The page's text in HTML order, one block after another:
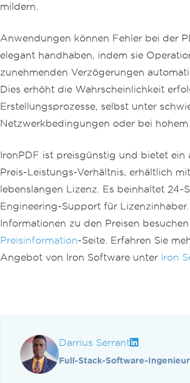
mildern.
Anwendungen können Fehler bei der
elegant handhaben, indem sie
zunehmenden Verzögerungen
Dies erhöht die Wahrscheinlichkeit
Erstellungsprozesse, selbst unter
Netzwerkbedingungen oder bei hohem
IronPDF ist preisgünstig und bietet ein
Preis-Leistungs-Verhältnis, erhältlich
lebenslangen Lizenz. Es beinhaltet 24-
Engineering-Support für
Informationen zu den Preisen
Preisinformation-Seite. Erfahren Sie
Angebot von Iron Software unter Iron
Darrius Serrant
Full-Stack-Software-